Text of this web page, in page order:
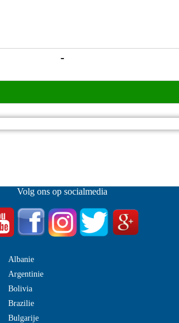
-
Volg ons op socialmedia
Albanie
Argentinie
Bolivia
Brazilie
Bulgarije